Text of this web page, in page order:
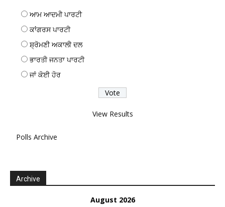
ਆਮ ਆਦਮੀ ਪਾਰਟੀ
ਕਾਂਗਰਸ ਪਾਰਟੀ
ਸ਼੍ਰੋਮਣੀ ਅਕਾਲੀ ਦਲ
ਭਾਰਤੀ ਜਨਤਾ ਪਾਰਟੀ
ਜਾਂ ਕੋਈ ਹੋਰ
View Results
Polls Archive
Archive
August 2026